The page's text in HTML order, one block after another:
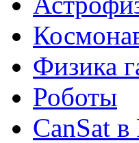
Физика
Роботы
CanSat в